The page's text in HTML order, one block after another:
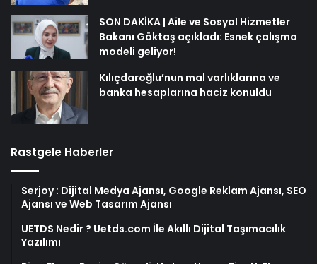
SON DAKİKA | Aile ve Sosyal Hizmetler
Bakanı Göktaş açıkladı: Esnek çalışma
modeli geliyor!
Kılıçdaroğlu’nun mal varlıklarına ve
banka hesaplarına haciz konuldu
Rastgele Haberler
Serjoy : Dijital Medya Ajansı, Google Reklam Ajansı, SEO
Ajansı ve Web Tasarım Ajansı
UETDS Nedir ? Uetds.com İle Akıllı Dijital Taşımacılık
Yazılımı